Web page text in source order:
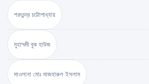
শরৎচন্দ্র চট্টোপাধ্যায়
মুহাম্মদী বুক হাউজ
মাওলানা মোঃ মাজহারুল ইসলাম